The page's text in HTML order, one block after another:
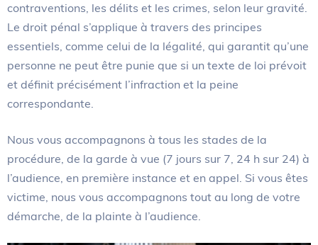
contraventions, les délits et les crimes, selon leur gravité.
Le droit pénal s’applique à travers des principes
essentiels, comme celui de la légalité, qui garantit qu’une
personne ne peut être punie que si un texte de loi prévoit
et définit précisément l’infraction et la peine
correspondante.
Nous vous accompagnons à tous les stades de la
procédure, de la garde à vue (7 jours sur 7, 24 h sur 24) à
l’audience, en première instance et en appel. Si vous êtes
victime, nous vous accompagnons tout au long de votre
démarche, de la plainte à l’audience.